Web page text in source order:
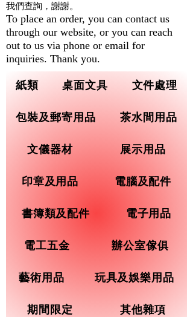
紙類 桌面文具 文件處理
包裝及郵寄用品 茶水間用品
文儀器材 展示用品
印章及用品 電腦及配件
書簿類及配件 電子用品
電工五金 辦公室傢俱
藝術用品 玩具及娛樂用品
期間限定 其他雜項
我們查詢， 謝謝。
To place an order, you can contact us
through our website, or you can reach
out to us via phone or email for
inquiries. Thank you.